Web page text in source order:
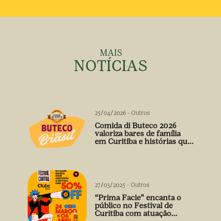
MAIS
NOTÍCIAS
25/04/2026 - Outros
Comida di Buteco 2026
valoriza bares de família
em Curitiba e histórias que
27/03/2025 - Outros
“Prima Facie” encanta o
público no Festival de
Curitiba com atuação